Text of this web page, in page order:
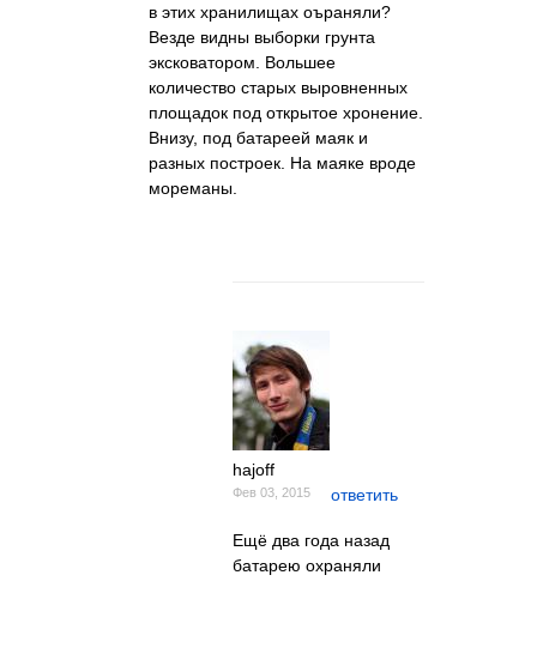
в этих хранилищах оъраняли?
Везде видны выборки грунта
эксковатором. Вольшее
количество старых выровненных
площадок под открытое хронение.
Внизу, под батареей маяк и
разных построек. На маяке вроде
мореманы.
hajoff
Фев 03, 2015 ответить
Ещё два года назад
батарею охраняли